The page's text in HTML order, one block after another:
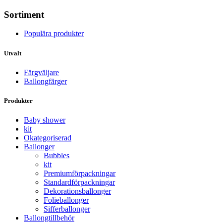
Sortiment
Populära produkter
Utvalt
Färgväljare
Ballongfärger
Produkter
Baby shower
kit
Okategoriserad
Ballonger
Bubbles
kit
Premium­förpackningar
Standard­­förpackningar
Dekorations­ballonger
Folie­­­ballonger
Siffer­­ballonger
Ballong­tillbehör